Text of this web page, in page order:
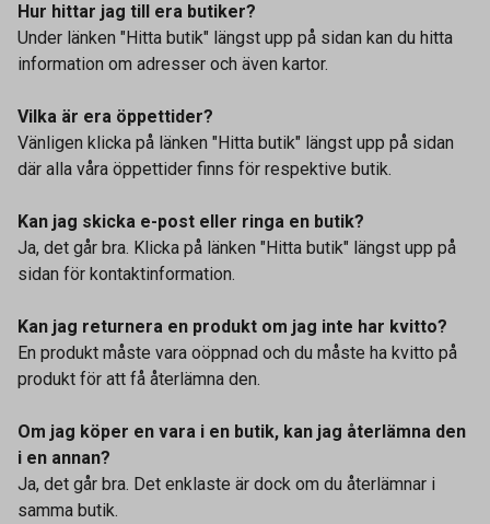
Hur hittar jag till era butiker?
Under länken "Hitta butik" längst upp på sidan kan du hitta
information om adresser och även kartor.
Vilka är era öppettider?
Vänligen klicka på länken "Hitta butik" längst upp på sidan
där alla våra öppettider finns för respektive butik.
Kan jag skicka e-post eller ringa en butik?
Ja, det går bra. Klicka på länken "Hitta butik" längst upp på
sidan för kontaktinformation.
Kan jag returnera en produkt om jag inte har kvitto?
En produkt måste vara oöppnad och du måste ha kvitto på
produkt för att få återlämna den.
Om jag köper en vara i en butik, kan jag återlämna den
i en annan?
Ja, det går bra. Det enklaste är dock om du återlämnar i
samma butik.